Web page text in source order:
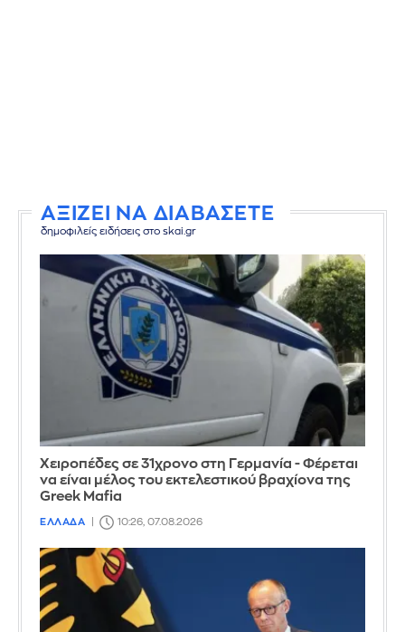
ΑΞΙΖΕΙ ΝΑ ΔΙΑΒΑΣΕΤΕ
δημοφιλείς ειδήσεις στο skai.gr
Χειροπέδες σε 31χρονο στη Γερμανία - Φέρεται
να είναι μέλος του εκτελεστικού βραχίονα της
Greek Mafia
ΕΛΛΑΔΑ 10:26, 07.08.2026